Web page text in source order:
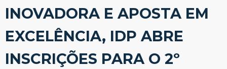
INOVADORA E APOSTA EM
EXCELÊNCIA, IDP ABRE
INSCRIÇÕES PARA O 2º